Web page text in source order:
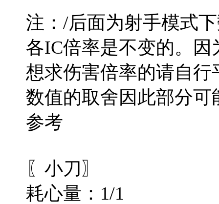
注：/后面为射手模式
各IC倍率是不变的。
想求伤害倍率的请自
数值的取舍因此部分可
参考
〖小刀〗
耗心量：1/1